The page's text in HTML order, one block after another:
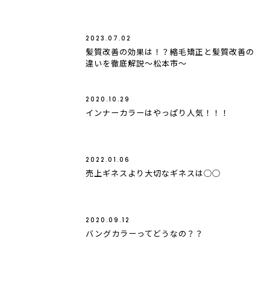
2023.07.02
髪質改善の効果は！？縮毛矯正と髪質改善の
違いを徹底解説〜松本市〜
2020.10.29
インナーカラーはやっぱり人気！！！
2022.01.06
売上ギネスより大切なギネスは◯◯
2020.09.12
バングカラーってどうなの？？